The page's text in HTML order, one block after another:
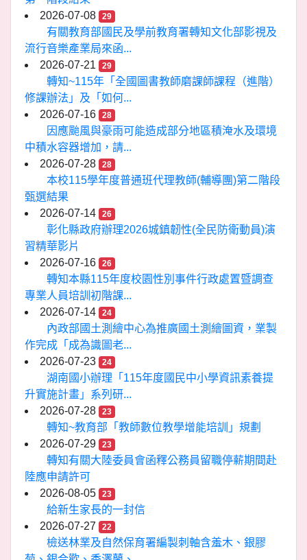
2026-07-08
29
有關教育部國民及學前教育署轉知文化部影視及
流行音樂產業局來函...
2026-07-21
29
轉知~115年「全國圖書教師磨課師課程（進階）
修課辦法」及「如何...
2026-07-16
28
因應颱風與豪雨可能造成部分地區積淹水及環境
中積水容器增加，請...
2026-07-28
28
本校115學年度普通班代理教師(輔導團)第二階段
甄選結果
2026-07-14
26
彰化縣政府辦理2026城鎮韌性(全民防衛動員)演
習精華影片
2026-07-16
26
轉知本縣115年度校園性別事件行政處置暨調查
專業人員培訓初階課...
2026-07-14
24
內政部國土測繪中心為推廣國土測繪圖資，業製
作完成「成為識圖老...
2026-07-23
24
湖南國小辦理「115年度國民中小學資訊素養提
升實施計畫」系列研...
2026-07-28
23
轉知~教育部「教師數位教學增能培訓」規劃
2026-07-29
23
轉知有關大陸委員會函釋公務員留職停薪期間赴
陸應申請許可
2026-08-05
23
給新生家長的一封信
2026-07-27
22
檢送林業及自然保育署編製刺軸含羞木、銀膠